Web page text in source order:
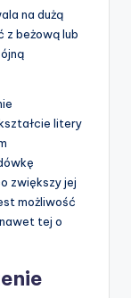
na dużą
z beżową lub
litery
zwiększy jej
możliwość
tej o